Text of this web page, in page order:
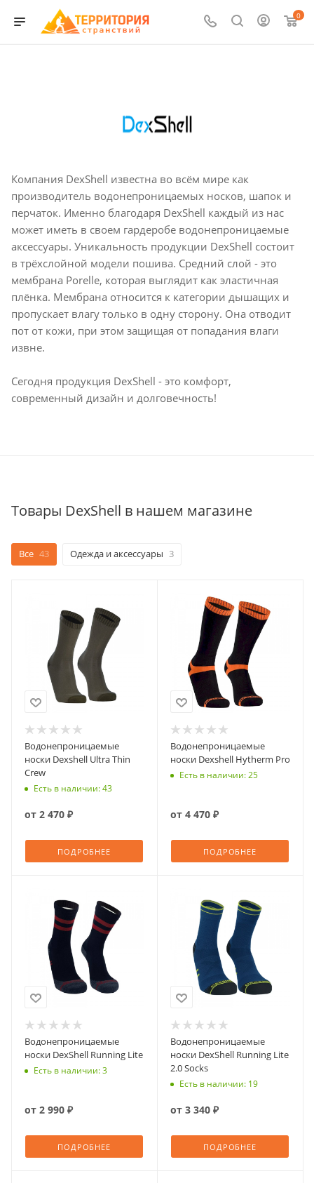
0
Компания DexShell известна во всём мире как
производитель водонепроницаемых носков, шапок и
перчаток. Именно благодаря DexShell каждый из нас
может иметь в своем гардеробе водонепроницаемые
аксессуары. Уникальность продукции DexShell состоит
в трёхслойной модели пошива. Средний слой - это
мембрана Porelle, которая выглядит как эластичная
плёнка. Мембрана относится к категории дышащих и
пропускает влагу только в одну сторону. Она отводит
пот от кожи, при этом защищая от попадания влаги
извне.
Сегодня продукция DexShell - это комфорт,
современный дизайн и долговечность!
Товары DexShell в нашем магазине
Все 43 Одежда и аксессуары 3
Водонепроницаемые
носки Dexshell Ultra Thin
Crew
Есть в наличии: 43
от 2 470 ₽
ПОДРОБНЕЕ
Водонепроницаемые
носки Dexshell Hytherm Pro
Есть в наличии: 25
от 4 470 ₽
ПОДРОБНЕЕ
Водонепроницаемые
носки DexShell Running Lite
Есть в наличии: 3
от 2 990 ₽
ПОДРОБНЕЕ
Водонепроницаемые
носки DexShell Running Lite
2.0 Socks
Есть в наличии: 19
от 3 340 ₽
ПОДРОБНЕЕ